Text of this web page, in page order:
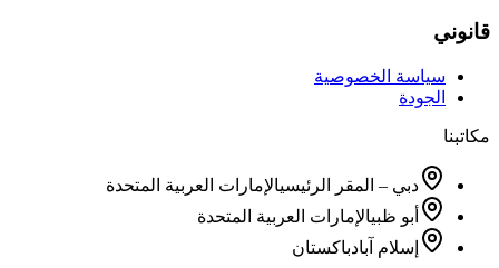
قانوني
سياسة الخصوصية
الجودة
مكاتبنا
دبي – المقر الرئيسيالإمارات العربية المتحدة
أبو ظبيالإمارات العربية المتحدة
إسلام آبادباكستان